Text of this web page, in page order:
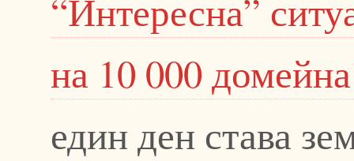
“Интересна”
на 10 000
един ден става